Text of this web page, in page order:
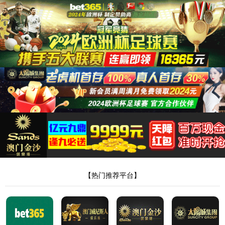
首页/产品中心/动片系列
导电片 5010100291